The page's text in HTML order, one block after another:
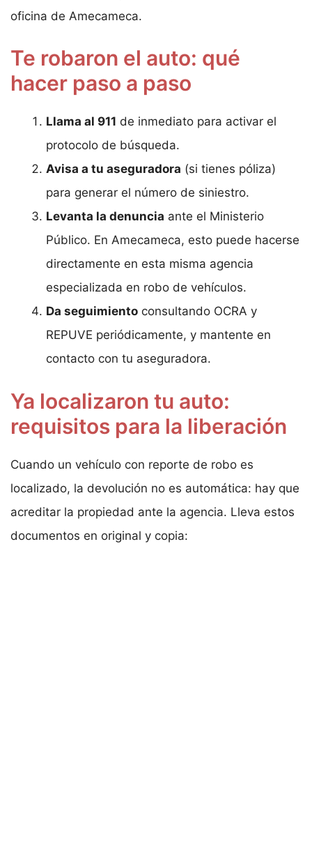
oficina de Amecameca.
Te robaron el auto: qué
hacer paso a paso
Llama al 911 de inmediato para activar el
protocolo de búsqueda.
Avisa a tu aseguradora (si tienes póliza)
para generar el número de siniestro.
Levanta la denuncia ante el Ministerio
Público. En Amecameca, esto puede hacerse
directamente en esta misma agencia
especializada en robo de vehículos.
Da seguimiento consultando OCRA y
REPUVE periódicamente, y mantente en
contacto con tu aseguradora.
Ya localizaron tu auto:
requisitos para la liberación
Cuando un vehículo con reporte de robo es
localizado, la devolución no es automática: hay que
acreditar la propiedad ante la agencia. Lleva estos
documentos en original y copia: